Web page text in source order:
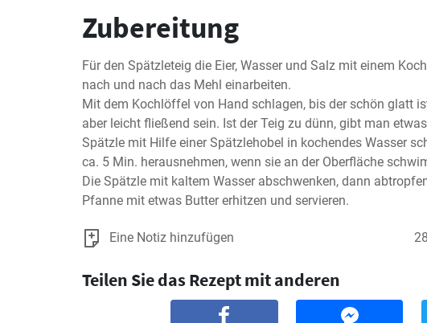
Zubereitung
Für den Spätzleteig die Eier, Wasser und Salz mit einem
nach und nach das Mehl einarbeiten.
Mit dem Kochlöffel von Hand schlagen, bis der schön glatt
aber leicht fließend sein. Ist der Teig zu dünn, gibt man
Spätzle mit Hilfe einer Spätzlehobel in kochendes Wasser
ca. 5 Min. herausnehmen, wenn sie an der Oberfläche
Die Spätzle mit kaltem Wasser abschwenken, dann
Pfanne mit etwas Butter erhitzen und servieren.
Eine Notiz hinzufügen
Teilen Sie das Rezept mit anderen